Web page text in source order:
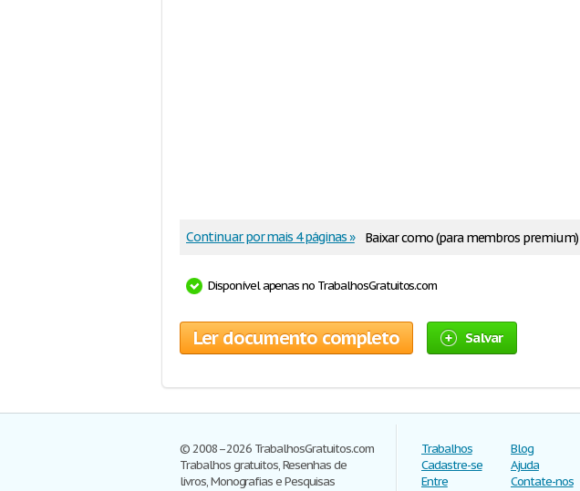
Baixar como (para membros premium)
Continuar por mais 4 páginas »
Disponível apenas no TrabalhosGratuitos.com
Ler documento completo Salvar
© 2008–2026 TrabalhosGratuitos.com
Trabalhos gratuitos, Resenhas de
livros, Monografias e Pesquisas
Trabalhos
Cadastre-se
Entre
Blog
Ajuda
Contate-nos